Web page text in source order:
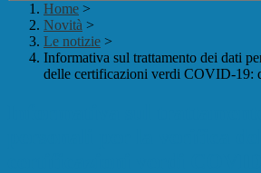
Home >
Novità >
Le notizie >
Informativa sul trattamento dei dati
delle certificazioni verdi COVID-19: